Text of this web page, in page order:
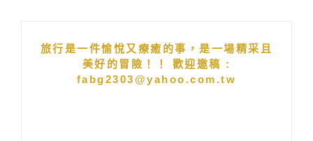
旅行是一件愉悅又療癒的事，是一場精采且
美好的冒險！！ 歡迎邀稿 :
fabg2303@yahoo.com.tw